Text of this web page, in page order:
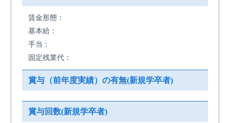
賃金形態：
基本給：
手当：
固定残業代：
賞与（前年度実績）の有無(新規学卒者)
賞与回数(新規学卒者)